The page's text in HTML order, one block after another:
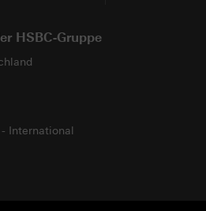
HSBC-Gruppe
International